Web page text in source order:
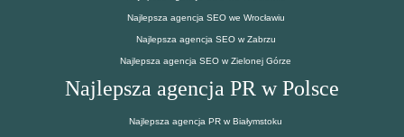
Najlepsza agencja SEO we Wrocławiu
Najlepsza agencja SEO w Zabrzu
Najlepsza agencja SEO w Zielonej Górze
Najlepsza agencja PR w Polsce
Najlepsza agencja PR w Białymstoku